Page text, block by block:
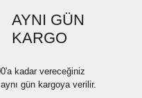
AYNI GÜN
KARGO
kadar vereceğiniz
gün kargoya verilir.